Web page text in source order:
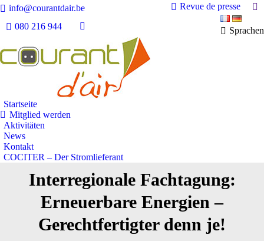
info@courantdair.be
080 216 944
Facebook
opens
in
new
window
Revue de presse
Sprachen
Startseite
Mitglied werden
Aktivitäten
News
Kontakt
COCITER – Der Stromlieferant
Interregionale Fachtagung:
Erneuerbare Energien –
Gerechtfertigter denn je!
Sie befinden sich hier: